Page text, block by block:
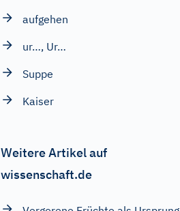
aufgehen
ur…, Ur…
Suppe
Kaiser
Weitere Artikel auf
wissenschaft.de